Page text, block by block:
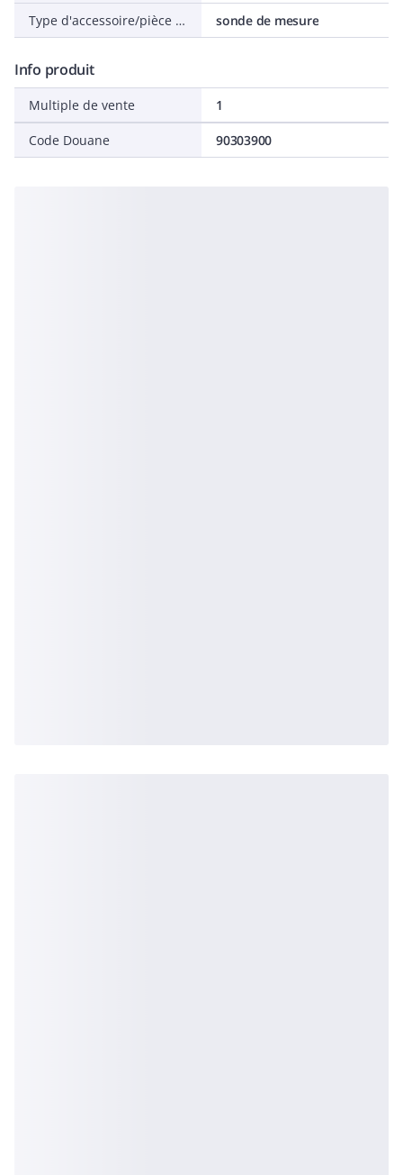
Type d'accessoire/pièce détachée sonde de mesure
Info produit
Multiple de vente 1
Code Douane 90303900